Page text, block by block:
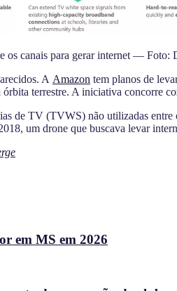
os canais para gerar internet —
A Amazon tem planos de
terrestre. A iniciativa concorre
de TV (TVWS) não utilizadas
um drone que buscava levar
em MS em 2026